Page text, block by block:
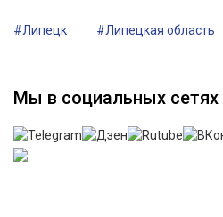
#Липецк #Липецкая область
Мы в социальных сетях